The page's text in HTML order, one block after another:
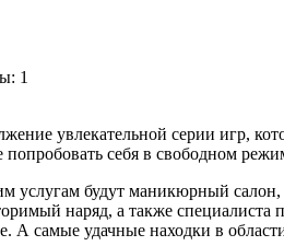
1
увлекательной серии игр,
попробовать себя в свободном
услугам будут маникюрный салон,
наряд, а также специалиста
А самые удачные находки в